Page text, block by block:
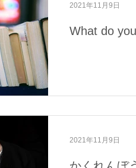
2021年11月9日
2021年11月9日